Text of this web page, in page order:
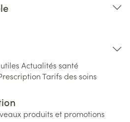
Actualités santé
Tarifs des soins
produits et promotions